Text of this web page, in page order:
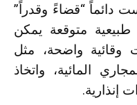
دائماً “قضاءً وقدراً”
متوقعة يمكن
وقائية واضحة، مثل
المائية، واتخاذ
إنذارية.